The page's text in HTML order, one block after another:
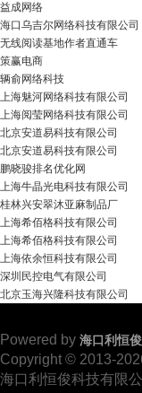
益成网络
海口乌吉尔网络科技有限公司
无线阅读基地作者直通车
策赢电商
辆俞网络科技
上海魅河网络科技有限公司
上海阅莹网络科技有限公司
北京安道易科技有限公司
北京安道易科技有限公司
鹏晓骏排名优化网
上海牛晶光电科技有限公司
桂林兴安翠沐亚麻制品厂
上海希佰格科技有限公司
上海希佰格科技有限公司
上海依余恒科技有限公司
深圳民控电气有限公司
北京玉海兴隆科技有限公司
Powered by 海口利恒
Copyright © 2013-
海口利恒俊科技有限